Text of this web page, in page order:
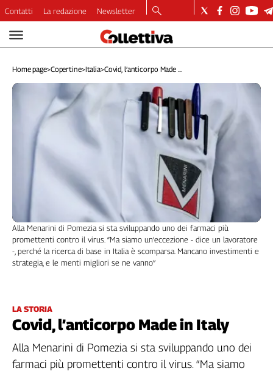
Video
Dirette
Longform
Economia
Internazionale
Culture
Categorie
Fillea
Filt
Fiom
Fisac
Contatti La redazione Newsletter
Home page>Copertine>Italia>Covid, l’anticorpo Made ...
LA STORIA
Covid, l’anticorpo Made in Italy
Alla Menarini di Pomezia si sta sviluppando uno dei farmaci più
promettenti contro il virus. “Ma siamo un’eccezione - dice un lavoratore
-, perché la ricerca di base in Italia è scomparsa. Mancano investimenti e
strategia, e le menti migliori se ne vanno”
Alla Menarini di Pomezia si sta sviluppando uno dei
farmaci più promettenti contro il virus. “Ma siamo